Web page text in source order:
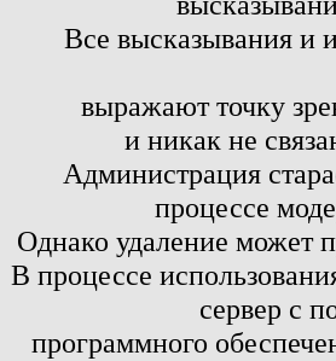
Все высказывания
выражают точку
и никак не
Администрация
процессе
Однако удаление может
В процессе
сервер с
программного